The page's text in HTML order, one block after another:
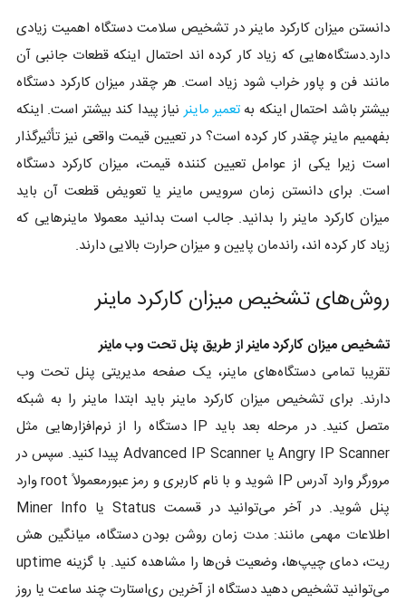
دانستن میزان کارکرد ماینر در تشخیص سلامت دستگاه اهمیت زیادی
دارد.دستگاه‌هایی که زیاد کار کرده اند احتمال اینکه قطعات جانبی آن
مانند فن و پاور خراب شود زیاد است. هر چقدر میزان کارکرد دستگاه
بیشتر باشد احتمال اینکه بهتعمیر ماینر نیاز پیدا کند بیشتر است. اینکه
بفهمیم ماینر چقدر کار کرده است؟ در تعیین قیمت واقعی نیز تأثیرگذار
است زیرا یکی از عوامل تعیین کننده قیمت، میزان کارکرد دستگاه
است. برای دانستن زمان سرویس ماینر یا تعویض قطعت آن باید
میزان کارکرد ماینر را بدانید. جالب است بدانید معمولا ماینرهایی که
زیاد کار کرده اند، راندمان پایین و میزان حرارت بالایی دارند.
روش‌های تشخیص میزان کارکرد ماینر
تشخیص میزان کارکرد ماینر از طریق پنل تحت وب ماینر
تقریبا تمامی دستگاه‌های ماینر، یک صفحه مدیریتی پنل تحت وب
دارند. برای تشخیص میزان کارکرد ماینر باید ابتدا ماینر را به شبکه
متصل کنید. در مرحله بعد باید IP دستگاه را از نرم‌افزارهایی مثل
Angry IP Scanner یا Advanced IP Scanner پیدا کنید. سپس در
مرورگر وارد آدرس IP شوید و با نام کاربری و رمز عبورمعمولاً root وارد
پنل شوید. در آخر می‌توانید در قسمت Status یا Miner Info
اطلاعات مهمی مانند: مدت زمان روشن بودن دستگاه، میانگین هش
ریت، دمای چیپ‌ها، وضعیت فن‌ها را مشاهده کنید. با گزینه uptime
می‌توانید تشخیص دهید دستگاه از آخرین ری‌استارت چند ساعت یا روز